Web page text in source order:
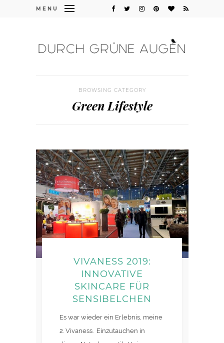
MENU
BROWSING CATEGORY
Green Lifestyle
VIVANESS 2019:
INNOVATIVE
SKINCARE FÜR
SENSIBELCHEN
Es war wieder ein Erlebnis, meine
2. Vivaness. Einzutauchen in